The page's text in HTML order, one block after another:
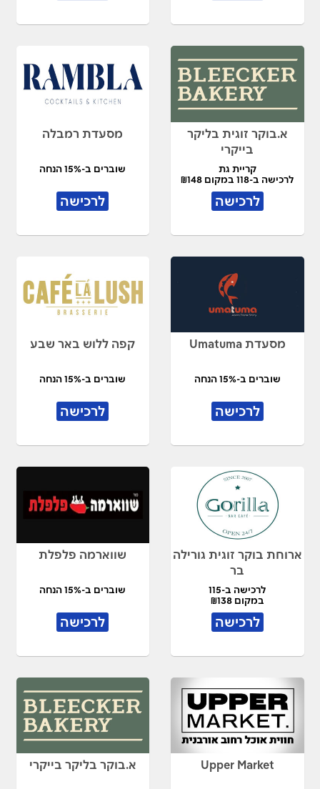
א.בוקר זוגית בליקר
בייקרי
קריית גת
לרכישה ב-118 במקום ₪148
לרכישה
מסעדת רמבלה
שוברים ב-15% הנחה
לרכישה
מסעדת Umatuma
שוברים ב-15% הנחה
לרכישה
קפה ללוש באר שבע
שוברים ב-15% הנחה
לרכישה
ארוחת בוקר זוגית גורילה
בר
לרכישה ב-115
במקום ₪138
לרכישה
שווארמה פלפלת
שוברים ב-15% הנחה
לרכישה
Upper Market א.בוקר בליקר בייקרי